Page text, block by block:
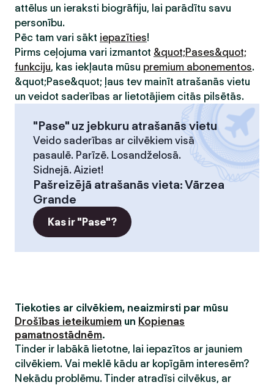
attēlus un ieraksti biogrāfiju, lai parādītu savu
personību.
Pēc tam vari sākt iepazīties!
Pirms ceļojuma vari izmantot &quot;Pases&quot;
funkciju, kas iekļauta mūsu premium abonementos.
&quot;Pase&quot; ļaus tev mainīt atrašanās vietu
un veidot saderības ar lietotājiem citās pilsētās.
"Pase" uz jebkuru atrašanās vietu
Veido saderības ar cilvēkiem visā
pasaulē. Parīzē. Losandželosā.
Sidnejā. Aiziet!
Pašreizējā atrašanās vieta:Vārzea
Grande
Kas ir "Pase"?
Tiekoties ar cilvēkiem, neaizmirsti par mūsu
Drošības ieteikumiem un Kopienas
pamatnostādnēm.
Tinder ir labākā lietotne, lai iepazītos ar jauniem
cilvēkiem. Vai meklē kādu ar kopīgām interesēm?
Nekādu problēmu. Tinder atradīsi cilvēkus, ar